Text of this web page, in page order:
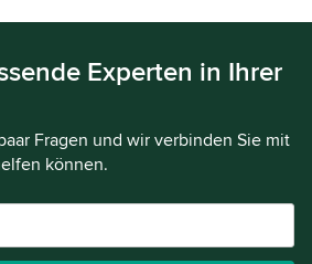
Experten in Ihrer
Fragen und wir verbinden Sie mit
können.